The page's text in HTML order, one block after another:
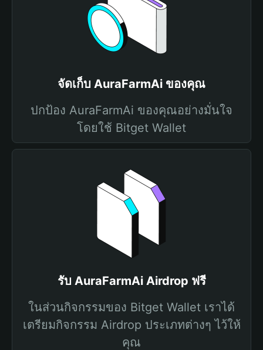
จัดเก็บ AuraFarmAi ของคุณ
ปกป้อง AuraFarmAi ของคุณอย่างมั่นใจ
โดยใช้ Bitget Wallet
รับ AuraFarmAi Airdrop ฟรี
ในส่วนกิจกรรมของ Bitget Wallet เราได้
เตรียมกิจกรรม Airdrop ประเภทต่างๆ ไว้ให้
คุณ